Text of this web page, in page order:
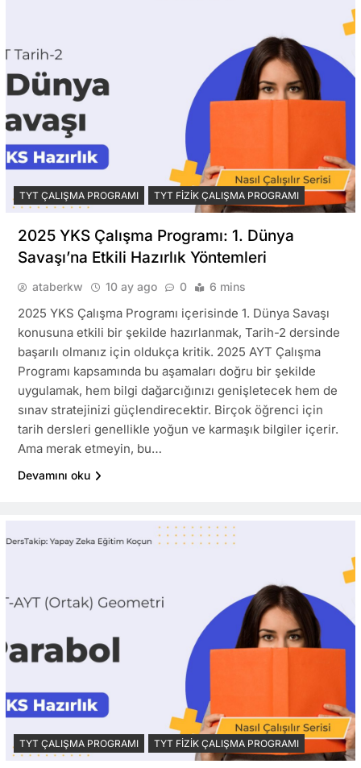
TYT ÇALIŞMA PROGRAMI TYT FIZIK ÇALIŞMA PROGRAMI
2025 YKS Çalışma Programı: 1. Dünya
Savaşı’na Etkili Hazırlık Yöntemleri
ataberkw 10 ay ago 0 6 mins
2025 YKS Çalışma Programı içerisinde 1. Dünya Savaşı
konusuna etkili bir şekilde hazırlanmak, Tarih-2 dersinde
başarılı olmanız için oldukça kritik. 2025 AYT Çalışma
Programı kapsamında bu aşamaları doğru bir şekilde
uygulamak, hem bilgi dağarcığınızı genişletecek hem de
sınav stratejinizi güçlendirecektir. Birçok öğrenci için
tarih dersleri genellikle yoğun ve karmaşık bilgiler içerir.
Ama merak etmeyin, bu…
Devamını oku
TYT ÇALIŞMA PROGRAMI TYT FIZIK ÇALIŞMA PROGRAMI